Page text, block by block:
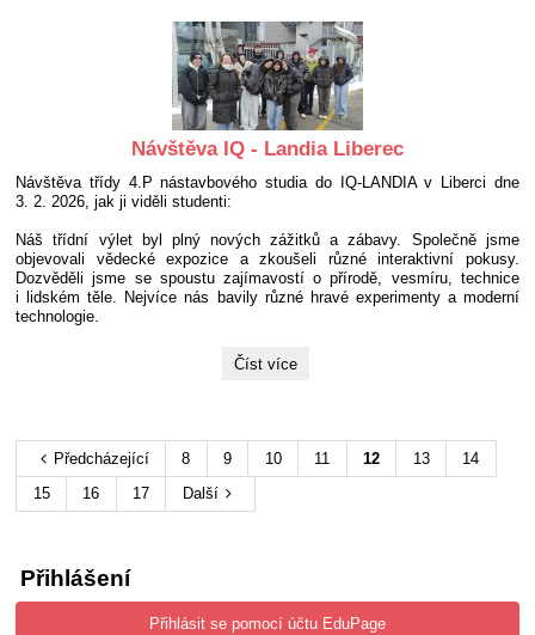
Saudské
Arábii:
Návštěva IQ - Landia Liberec
Návštěva třídy 4.P nástavbového studia do IQ-LANDIA v Liberci dne
3. 2. 2026, jak ji viděli studenti:
Náš třídní výlet byl plný nových zážitků a zábavy. Společně jsme
objevovali vědecké expozice a zkoušeli různé interaktivní pokusy.
Dozvěděli jsme se spoustu zajímavostí o přírodě, vesmíru, technice
i lidském těle. Nejvíce nás bavily různé hravé experimenty a moderní
technologie.
Návštěva
Číst více
Předcházející 8 9 10 11 12 13
14
15
16 17 Další
Přihlášení
Přihlásit se pomocí účtu EduPage